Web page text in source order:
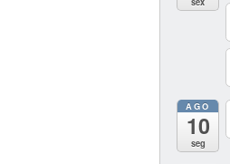
AGO
10
seg